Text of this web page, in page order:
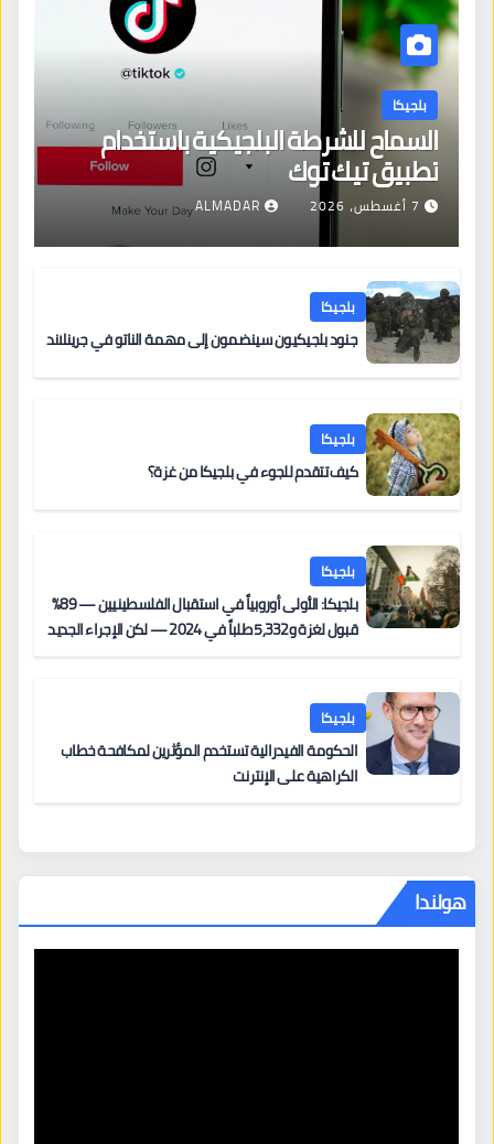
بلجيكا
السماح للشرطة البلجيكية باستخدام
تطبيق تيك توك
7 أغسطس، 2026 ALMADAR
بلجيكا
جنود بلجيكيون سينضمون إلى مهمة الناتو في جرينلاند
بلجيكا
كيف تتقدم للجوء في بلجيكا من غزة؟
بلجيكا
بلجيكا: الأولى أوروبياً في استقبال الفلسطينيين — 89%
قبول لغزة و5,332 طلباً في 2024 — لكن الإجراء الجديد
بلجيكا
الحكومة الفيدرالية تستخدم المؤثرين لمكافحة خطاب
الكراهية على الإنترنت
هولندا